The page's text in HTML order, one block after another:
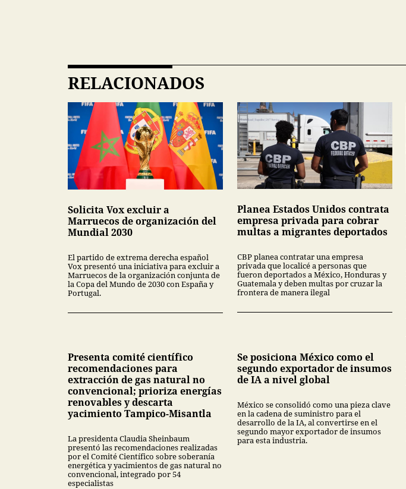
RELACIONADOS
Solicita Vox excluir a
Marruecos de organización del
Mundial 2030
El partido de extrema derecha español
Vox presentó una iniciativa para excluir a
Marruecos de la organización conjunta de
la Copa del Mundo de 2030 con España y
Portugal.
Planea Estados Unidos contrata
empresa privada para cobrar
multas a migrantes deportados
CBP planea contratar una empresa
privada que localicé a personas que
fueron deportados a México, Honduras y
Guatemala y deben multas por cruzar la
frontera de manera ilegal
Presenta comité científico
recomendaciones para
extracción de gas natural no
convencional; prioriza energías
renovables y descarta
yacimiento Tampico-Misantla
La presidenta Claudia Sheinbaum
presentó las recomendaciones realizadas
por el Comité Científico sobre soberanía
energética y yacimientos de gas natural no
convencional, integrado por 54
especialistas
Se posiciona México como el
segundo exportador de insumos
de IA a nivel global
México se consolidó como una pieza clave
en la cadena de suministro para el
desarrollo de la IA, al convertirse en el
segundo mayor exportador de insumos
para esta industria.